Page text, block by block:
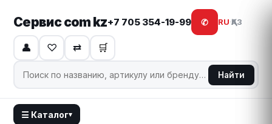
Сервис com kz
Найти
+7 705 354-19-99 ✆ RU·ҚАЗ
👤 ♡ ⇄ 🛒
☰ Каталог▾